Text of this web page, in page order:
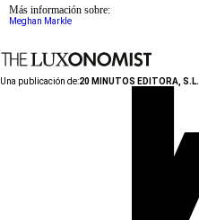
Más información sobre:
Meghan Markle
Una publicación de:20 MINUTOS EDITORA, S.L.